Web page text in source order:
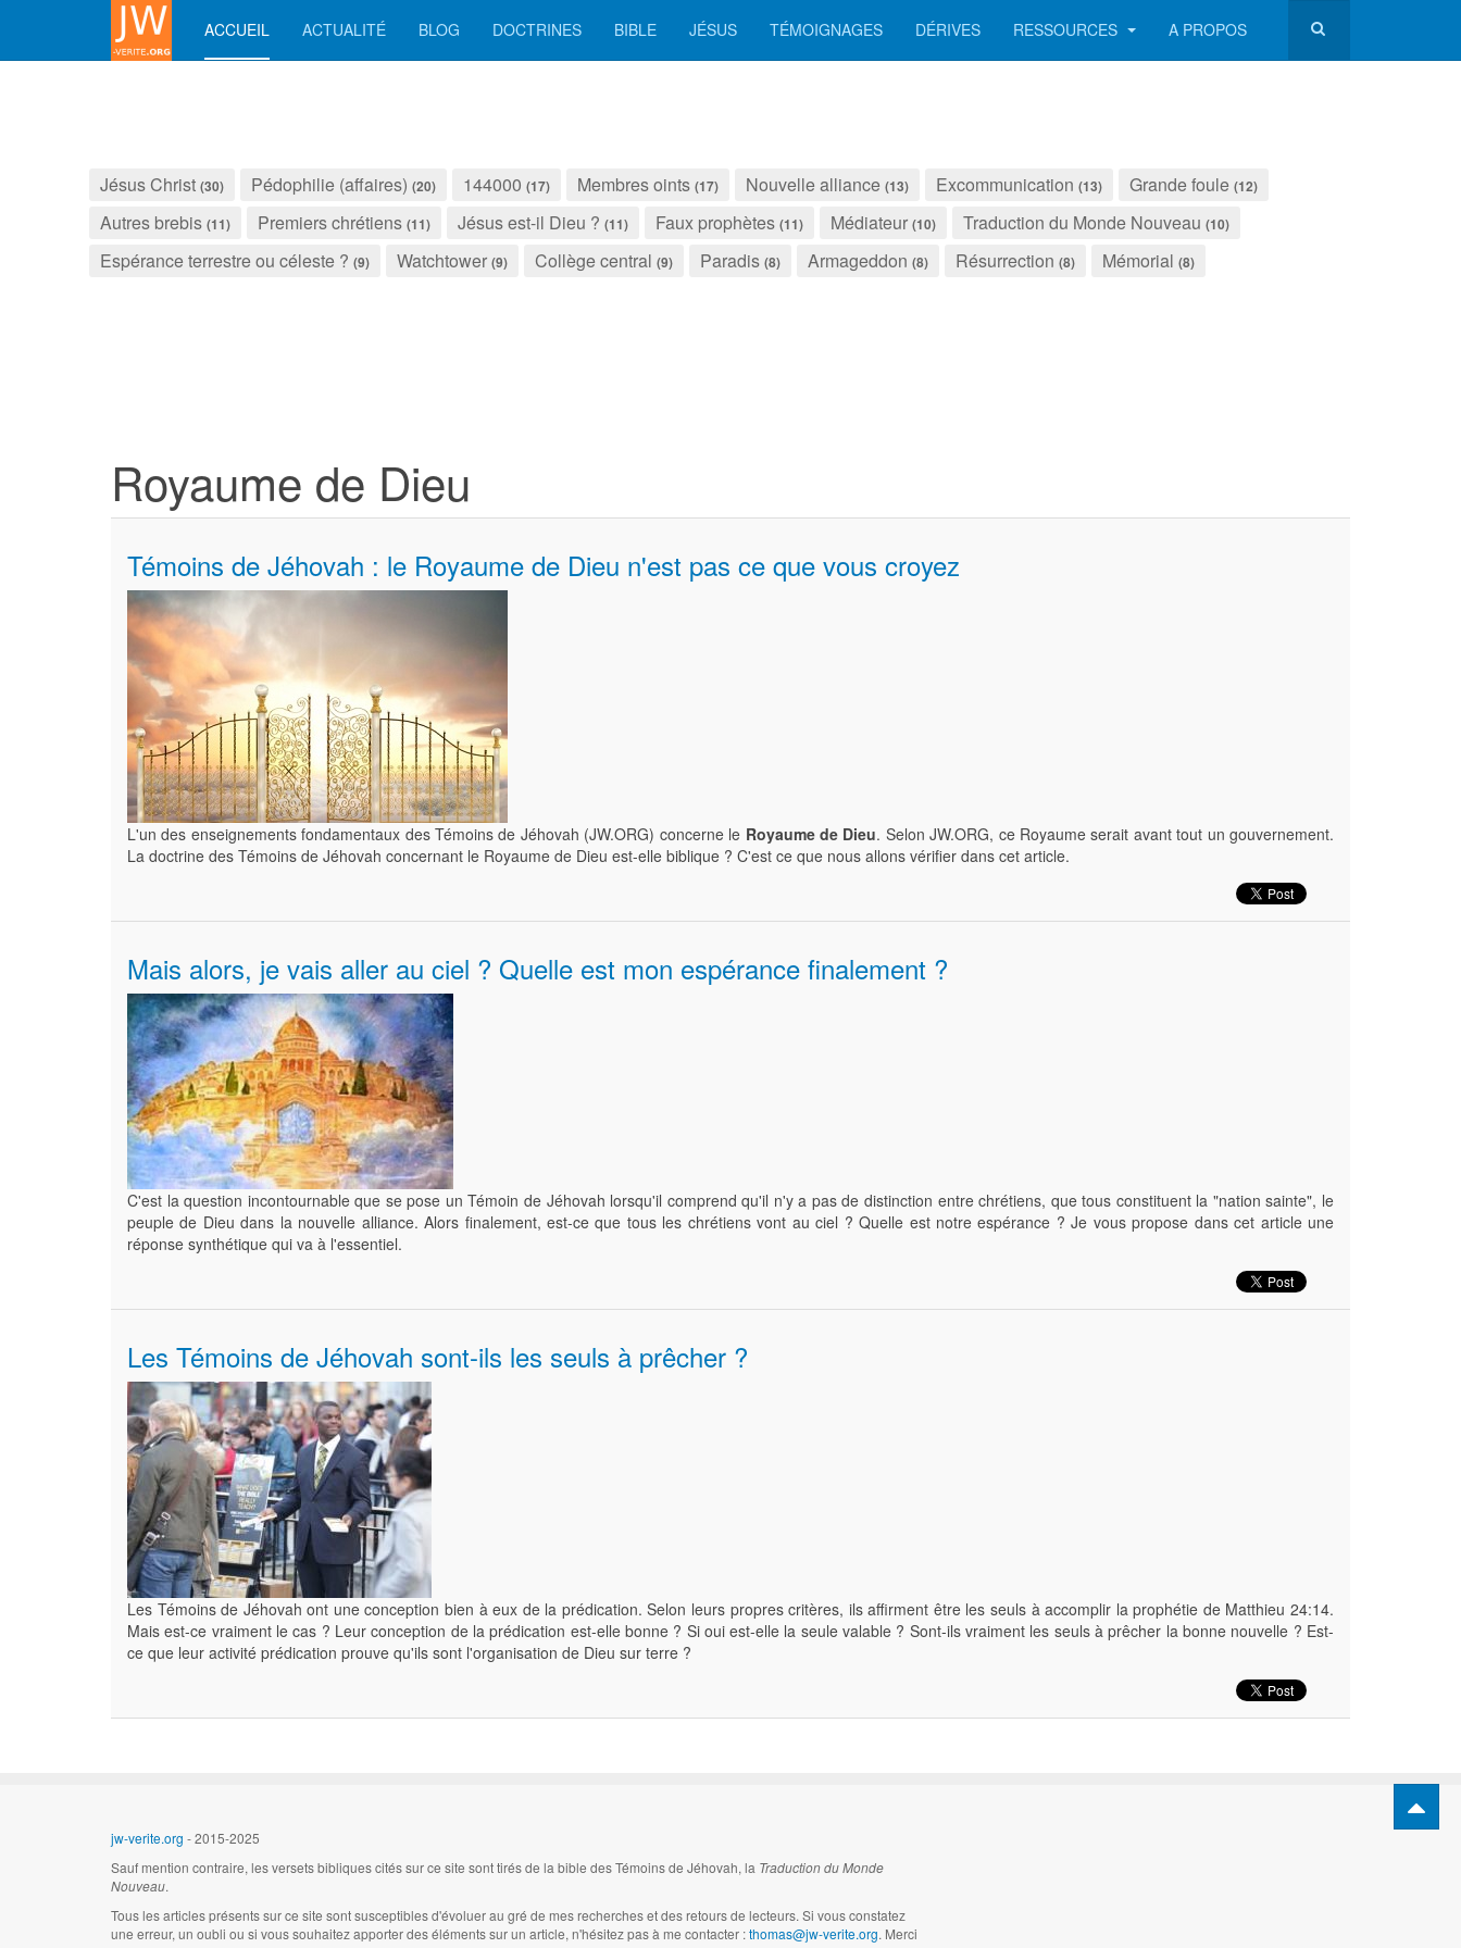
ACCUEIL ACTUALITÉ BLOG DOCTRINES BIBLE JÉSUS TÉMOIGNAGES DÉRIVES RESSOURCES A PROPOS
Jésus Christ (30) Pédophilie (affaires) (20) 144000 (17) Membres oints (17) Nouvelle alliance (13) Excommunication (13) Grande foule (12)
Autres brebis (11) Premiers chrétiens (11) Jésus est-il Dieu ? (11) Faux prophètes (11) Médiateur (10) Traduction du Monde Nouveau (10)
Espérance terrestre ou céleste ? (9) Watchtower (9) Collège central (9) Paradis (8) Armageddon (8) Résurrection (8) Mémorial (8)
Royaume de Dieu
Témoins de Jéhovah : le Royaume de Dieu n'est pas ce que vous croyez
L'un des enseignements fondamentaux des Témoins de Jéhovah (JW.ORG) concerne le Royaume de Dieu. Selon JW.ORG, ce Royaume serait avant tout un gouvernement.
La doctrine des Témoins de Jéhovah concernant le Royaume de Dieu est-elle biblique ? C'est ce que nous allons vérifier dans cet article.
Mais alors, je vais aller au ciel ? Quelle est mon espérance finalement ?
C'est la question incontournable que se pose un Témoin de Jéhovah lorsqu'il comprend qu'il n'y a pas de distinction entre chrétiens, que tous constituent la "nation sainte", le
peuple de Dieu dans la nouvelle alliance. Alors finalement, est-ce que tous les chrétiens vont au ciel ? Quelle est notre espérance ? Je vous propose dans cet article une
réponse synthétique qui va à l'essentiel.
Les Témoins de Jéhovah sont-ils les seuls à prêcher ?
Les Témoins de Jéhovah ont une conception bien à eux de la prédication. Selon leurs propres critères, ils affirment être les seuls à accomplir la prophétie de Matthieu 24:14.
Mais est-ce vraiment le cas ? Leur conception de la prédication est-elle bonne ? Si oui est-elle la seule valable ? Sont-ils vraiment les seuls à prêcher la bonne nouvelle ? Est-
ce que leur activité prédication prouve qu'ils sont l'organisation de Dieu sur terre ?
jw-verite.org - 2015-2025
Sauf mention contraire, les versets bibliques cités sur ce site sont tirés de la bible des Témoins de Jéhovah, la Traduction du Monde
Nouveau.
Tous les articles présents sur ce site sont susceptibles d'évoluer au gré de mes recherches et des retours de lecteurs. Si vous constatez
une erreur, un oubli ou si vous souhaitez apporter des éléments sur un article, n'hésitez pas à me contacter :thomas@jw-verite.org. Merci